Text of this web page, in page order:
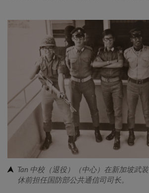
Tan 中校（退役）（中心）在新加坡武
休前担任国防部公共通信司司长。